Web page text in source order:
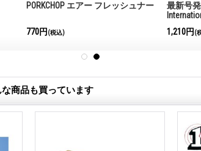
PORKCHOP エアー フレッシュナー
770円 (税込)
最新号発
1,210円 (
商品も買っています